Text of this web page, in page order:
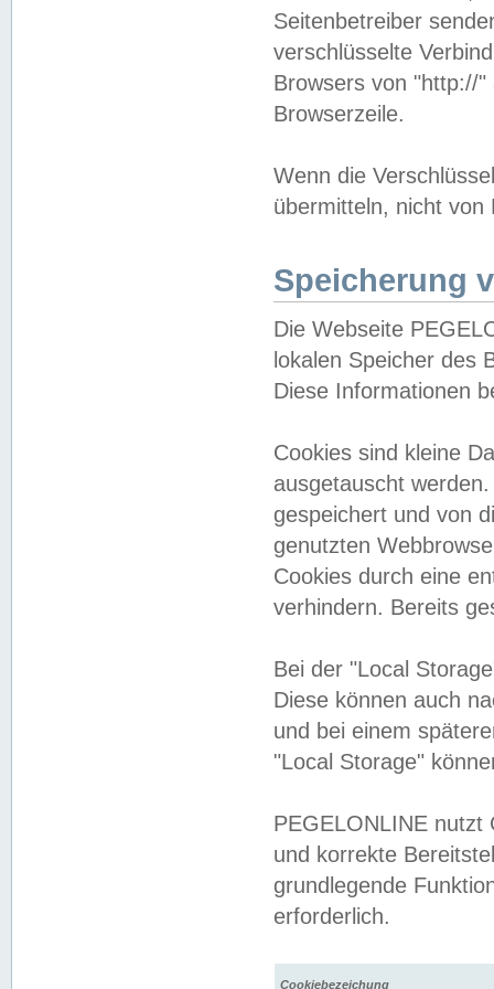
Seitenbetreiber
verschlüsselte
Browsers von "http://
Browserzeile.
Wenn die
übermitteln, nicht von
Speicherung
Die Webseite
lokalen Speicher des
Diese Informationen
Cookies sind kleine
ausgetauscht
gespeichert und von
genutzten
Cookies durch eine
verhindern. Bereits
Bei der "Local
Diese können auch
und bei einem
"Local Storage"
PEGELONLINE nutzt
und korrekte
grundlegende
erforderlich.
Cookiebezeichung